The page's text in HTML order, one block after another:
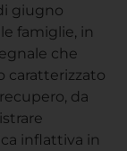
giugno
famiglie, in
che
caratterizzato
da
inflattiva in